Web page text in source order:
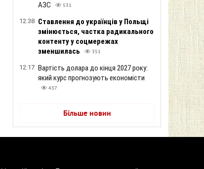
АЗС
531
12:38 Ставлення до українців у Польщі
змінюється, частка радикального
контенту у соцмережах
зменшилась
351
12:17 Вартість долара до кінця 2027 року:
який курс прогнозують економісти
437
Більше новин